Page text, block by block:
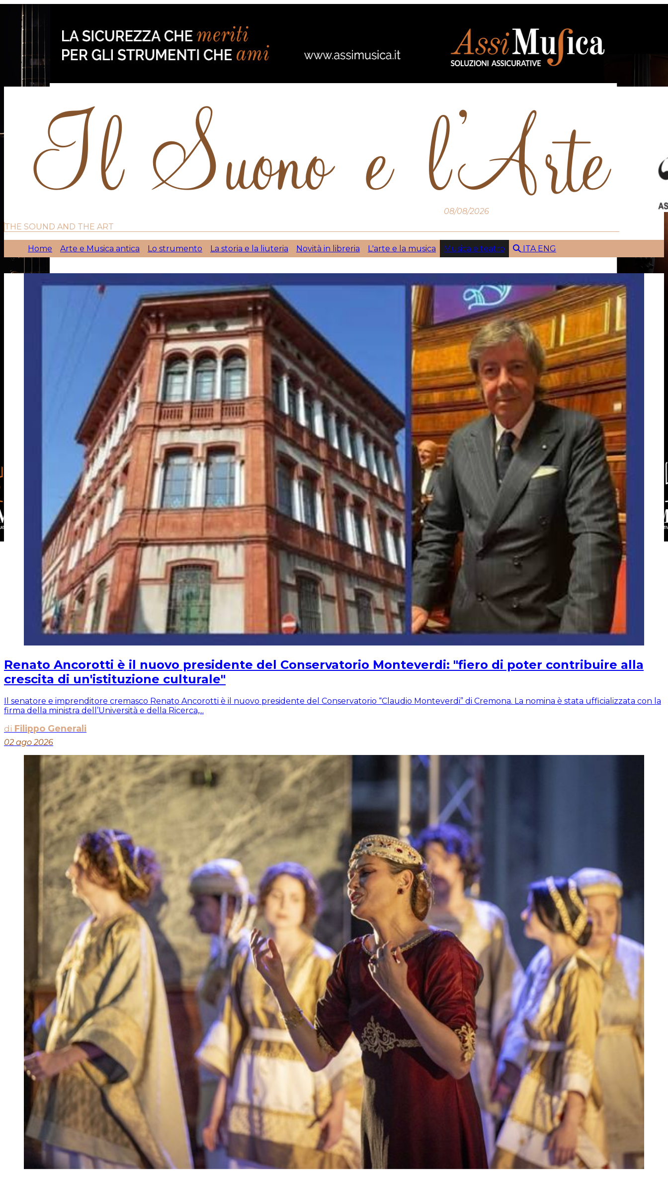
08/08/2026
THE SOUND AND THE ART
Home Arte e Musica antica Lo strumento La storia e la liuteria Novità in libreria L'arte e la musica Musica e teatro ITA ENG
Renato Ancorotti è il nuovo presidente del Conservatorio Monteverdi: "fiero di poter contribuire alla
crescita di un'istituzione culturale"
Il senatore e imprenditore cremasco Renato Ancorotti è il nuovo presidente del Conservatorio “Claudio Monteverdi” di Cremona. La nomina è stata ufficializzata con la
firma della ministra dell’Università e della Ricerca,...
di Filippo Generali
02 ago 2026